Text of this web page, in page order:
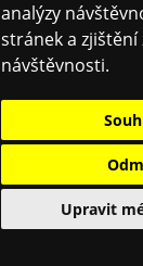
analýzy
stránek a zjištění
návštěvnosti.
Upravit